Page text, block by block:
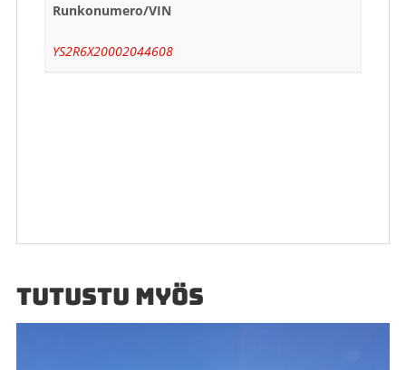
Runkonumero/VIN
YS2R6X20002044608
TUTUSTU MYÖS